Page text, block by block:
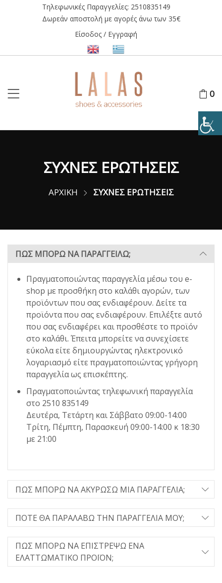
Τηλεφωνικές Παραγγελίες: 2510835149
Δωρεάν αποστολή με αγορές άνω των 35€
Είσοδος / Εγγραφή
0
ΣΥΧΝΕΣ ΕΡΩΤΗΣΕΙΣ
ΑΡΧΙΚΗ ΣΥΧΝΕΣ ΕΡΩΤΗΣΕΙΣ
ΠΩΣ ΜΠΟΡΩ ΝΑ ΠΑΡΑΓΓΕΙΛΩ;
Πραγματοποιώντας παραγγελία μέσω του e-
shop με προσθήκη στο καλάθι αγορών, των
προϊόντων που σας ενδιαφέρουν. Δείτε τα
προϊόντα που σας ενδιαφέρουν. Επιλέξτε αυτό
που σας ενδιαφέρει και προσθέστε το προϊόν
στο καλάθι. Έπειτα μπορείτε να συνεχίσετε
εύκολα είτε δημιουργώντας ηλεκτρονικό
λογαριασμό είτε πραγματοποιώντας γρήγορη
παραγγελία ως επισκέπτης.
Πραγματοποιώντας τηλεφωνική παραγγελία
στο 2510 835149
Δευτέρα, Τετάρτη και Σάββατο 09:00-14:00
Τρίτη, Πέμπτη, Παρασκευή 09:00-14:00 κ 18:30
με 21:00
ΠΩΣ ΜΠΟΡΩ ΝΑ ΑΚΥΡΩΣΩ ΜΙΑ ΠΑΡΑΓΓΕΛΙΑ;
ΠΟΤΕ ΘΑ ΠΑΡΑΛΑΒΩ ΤΗΝ ΠΑΡΑΓΓΕΛΙΑ ΜΟΥ;
ΠΩΣ ΜΠΟΡΩ ΝΑ ΕΠΙΣΤΡΕΨΩ ΕΝΑ
ΕΛΑΤΤΩΜΑΤΙΚΟ ΠΡΟΪΟΝ;